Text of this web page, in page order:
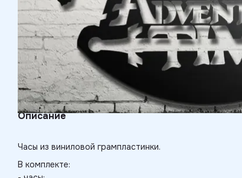
Описание
Часы из виниловой грампластинки.
В комплекте: